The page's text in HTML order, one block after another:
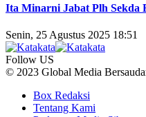
Ita Minarni Jabat Plh Sekda
Senin, 25 Agustus 2025 18:51
Follow US
© 2023 Global Media
Box Redaksi
Tentang Kami